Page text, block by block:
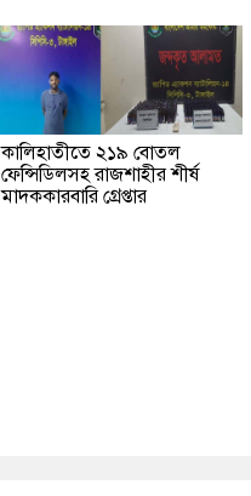
কালিহাতীতে ২১৯ বোতল
ফেন্সিডিলসহ রাজশাহীর শীর্ষ
মাদককারবারি গ্রেপ্তার